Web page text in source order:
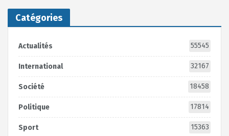
Catégories
Actualités 55545
International 32167
Société 18458
Politique 17814
Sport 15363